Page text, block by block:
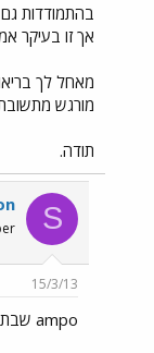
בהתמודדות גם
אך זו בעיקר
מאחל לך
מורגש
תודה.
S
15/3/13
ampo שבת שלום